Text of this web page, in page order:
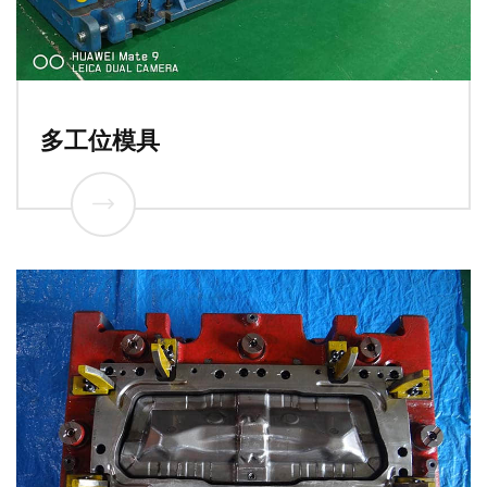
多工位模具